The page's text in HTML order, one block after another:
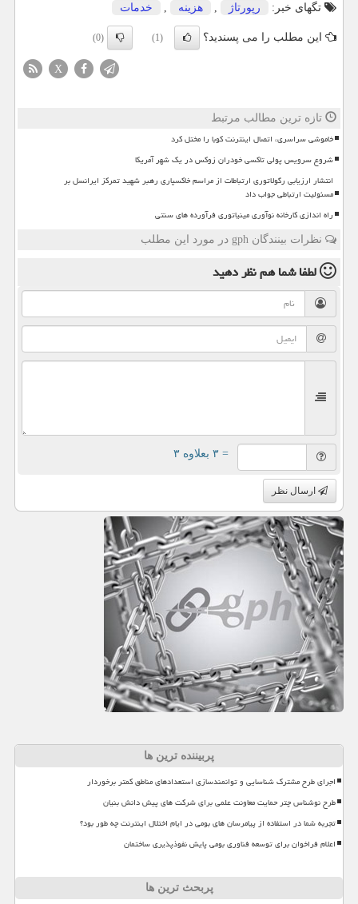
تگهای خبر:
رپورتاژ هزینه خدمات
این مطلب را می پسندید؟ (1)
(0)
X
تازه ترین مطالب مرتبط
خاموشی سراسری، اتصال اینترنت کوبا را مختل کرد
شروع سرویس پولی تاکسی خودران زوکس در یک شهر آمریکا
انتشار ارزیابی رگولاتوری ارتباطات از مراسم خاکسپاری رهبر شهید تمرکز ایرانسل بر
مسئولیت ارتباطی جواب داد
راه اندازی کارخانه نوآوری مینیاتوری فرآورده های سنتی
نظرات بینندگان gph در مورد این مطلب
لطفا شما همنظر دهید
= ۳ بعلاوه ۳
ارسال نظر
پربیننده ترین ها
اجرای طرح مشترک شناسایی و توانمندسازی استعدادهای مناطق کمتر برخوردار
طرح نوشناس چتر حمایت معاونت علمی برای شرکت های پیش دانش بنیان
تجربه شما در استفاده از پیامرسان های بومی در ایام اختلال اینترنت چه طور بود؟
اعلام فراخوان برای توسعه فناوری بومی پایش نفوذپذیری ساختمان
پربحث ترین ها